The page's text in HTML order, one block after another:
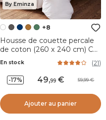
By Eminza
+8
Housse de couette percale
de coton (260 x 240 cm) Cali
En stock (21)
-17% 49,99 59,99
Ajouter au panier